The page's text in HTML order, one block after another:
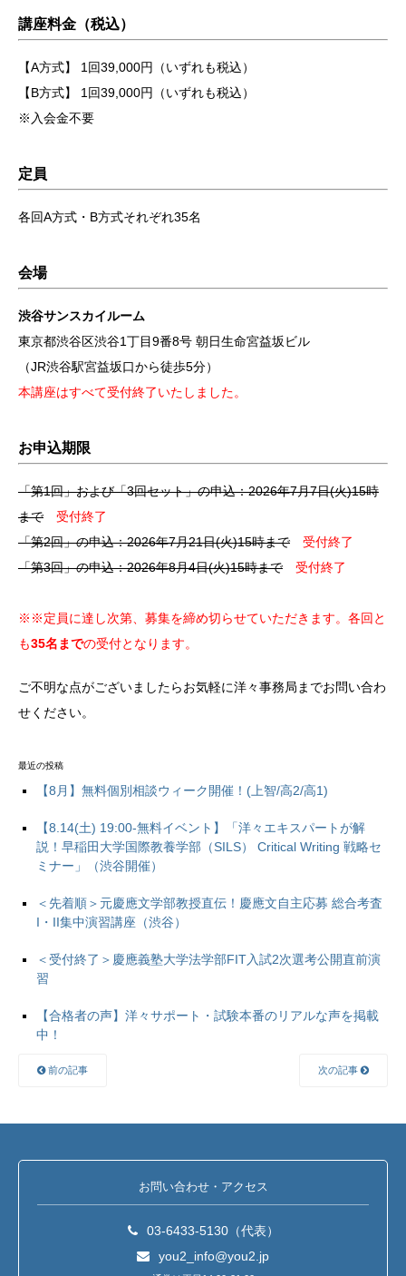
講座料金（税込）
【A方式】 1回39,000円 （いずれも税込）
【B方式】 1回39,000円 （いずれも税込）
※入会金不要
定員
各回A方式・B方式それぞれ35名
会場
渋谷サンスカイルーム
東京都渋谷区渋谷1丁目9番8号 朝日生命宮益坂ビル
（JR渋谷駅宮益坂口から徒歩5分）
本講座はすべて受付終了いたしました。
お申込期限
「第1回」および「3回セット」の申込：2026年7月7日(火)15時
まで 受付終了
「第2回」の申込：2026年7月21日(火)15時まで 受付終了
「第3回」の申込：2026年8月4日(火)15時まで 受付終了
※※定員に達し次第、募集を締め切らせていただきます。各回と
も35名までの受付となります。
ご不明な点がございましたらお気軽に洋々事務局までお問い合わ
せください。
最近の投稿
【8月】無料個別相談ウィーク開催！(上智/高2/高1)
【8.14(土) 19:00-無料イベント】「洋々エキスパートが解
説！早稲田大学国際教養学部（SILS） Critical Writing 戦略セ
ミナー」（渋谷開催）
＜先着順＞元慶應文学部教授直伝！慶應文自主応募 総合考査
I・II集中演習講座（渋谷）
＜受付終了＞慶應義塾大学法学部FIT入試2次選考公開直前演
習
【合格者の声】洋々サポート・試験本番のリアルな声を掲載
中！
前の記事 次の記事
お問い合わせ・アクセス
03-6433-5130（代表）
you2_info@you2.jp